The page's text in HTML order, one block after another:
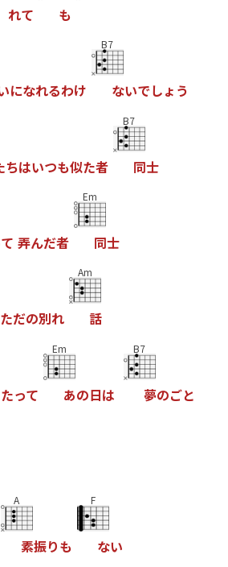
れて も
になれるわけ
B7
ないでしょ う
ちはいつも似た者
B7
同士
て 弄んだ者
Em
同士
ただの別れ
Am
話
たって
Em
あの日は
B7
夢のごと
A
素振りも
F
ない